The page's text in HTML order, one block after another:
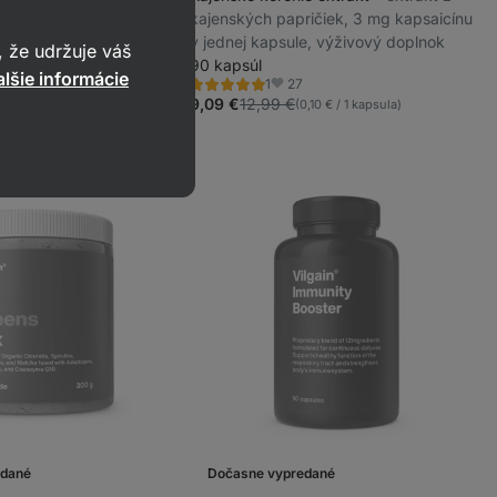
z listov ginka
doplnok
kajenských papričiek, 3 mg kapsaicínu
v jednej kapsule, výživový doplnok
90 kapsúl
1
Hodnotenie
5.0/5,
Obľúbené
27
9,09 €12,99 €(0,10 € / 1 kapsula)
Dočasne vypredané
že udržuje váš
informácie